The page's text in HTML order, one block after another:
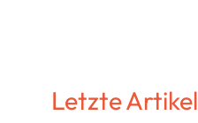
Letzte Artikel